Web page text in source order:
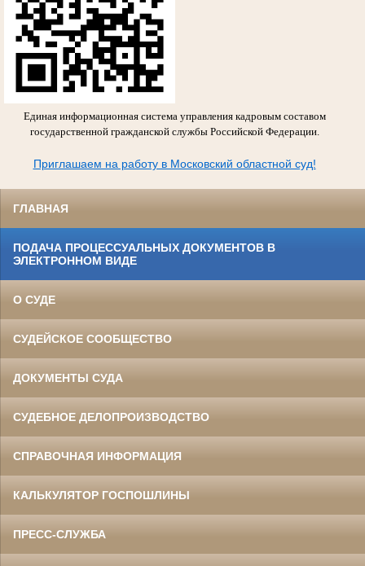
Единая информационная система управления кадровым составом
государственной гражданской службы Российской Федерации.
Приглашаем на работу в Московский областной суд!
ГЛАВНАЯ
ПОДАЧА ПРОЦЕССУАЛЬНЫХ ДОКУМЕНТОВ В
ЭЛЕКТРОННОМ ВИДЕ
О СУДЕ
СУДЕЙСКОЕ СООБЩЕСТВО
ДОКУМЕНТЫ СУДА
СУДЕБНОЕ ДЕЛОПРОИЗВОДСТВО
СПРАВОЧНАЯ ИНФОРМАЦИЯ
КАЛЬКУЛЯТОР ГОСПОШЛИНЫ
ПРЕСС-СЛУЖБА